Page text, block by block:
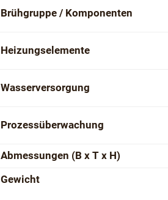
Brühgruppe / Komponenten
Heizungs­elemente
Wasser­versorgung
Prozess­überwachung
Abmessungen (B x T x H)
Gewicht